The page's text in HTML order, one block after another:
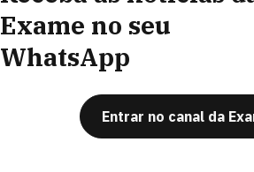
Exame no seu
WhatsApp
Entrar no canal da